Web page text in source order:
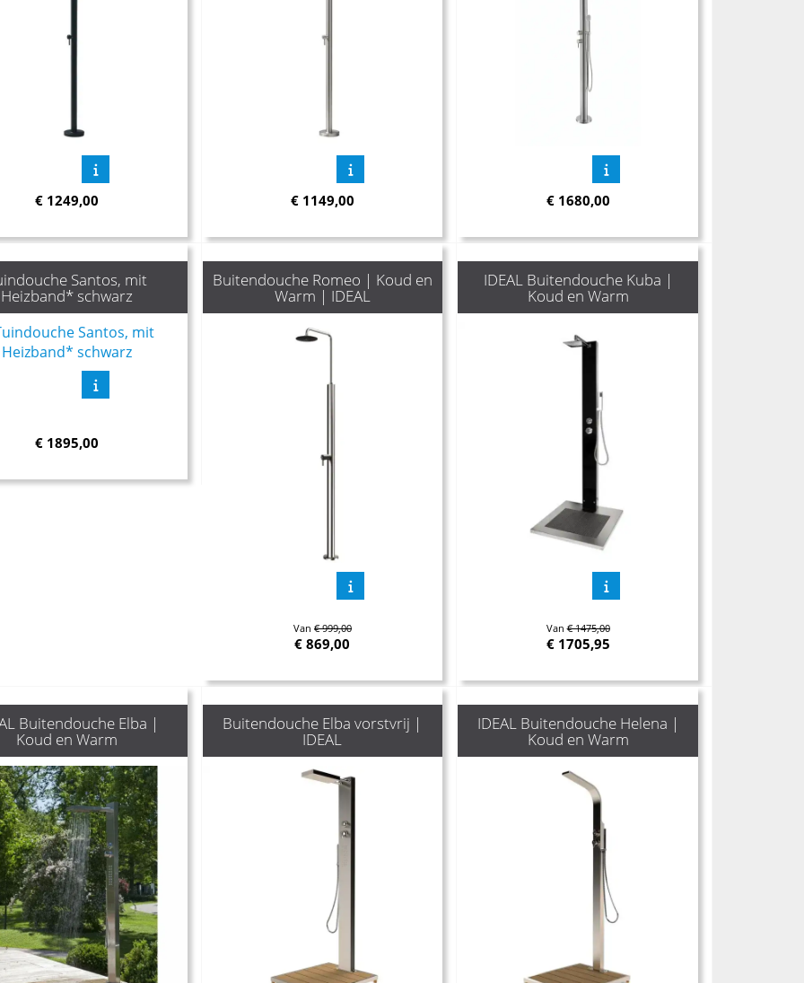
€ 1249,00 € 1149,00 € 1680,00
Santos, mit
Heizband* schwarz
€ 1895,00
Buitendouche Romeo | Koud en
Warm | IDEAL
Van € 999,00
€869,00
IDEAL Buitendouche Kuba |
Koud en Warm
Van€ 1475,00
€ 1705,95
Buitendouche Elba |
Koud en Warm
Buitendouche Elba vorstvrij |
IDEAL
IDEAL Buitendouche Helena |
Koud en Warm